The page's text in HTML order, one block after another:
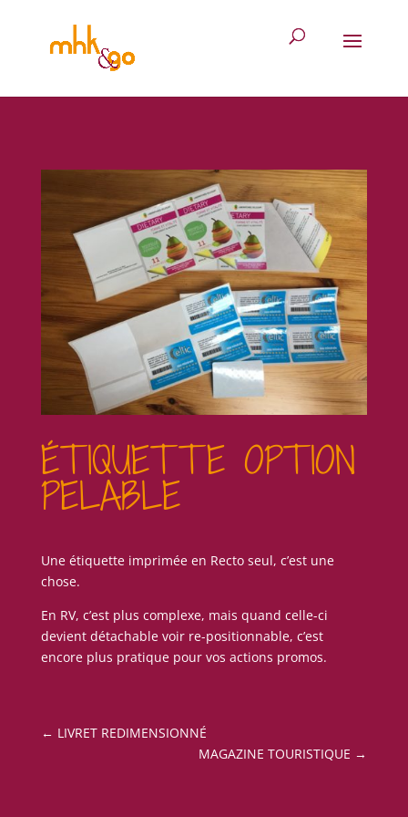
ÉTIQUETTE OPTION
PELABLE
Une étiquette imprimée en Recto seul, c’est une
chose.
En RV, c’est plus complexe, mais quand celle-ci
devient détachable voir re-positionnable, c’est
encore plus pratique pour vos actions promos.
← LIVRET REDIMENSIONNÉ
MAGAZINE TOURISTIQUE →